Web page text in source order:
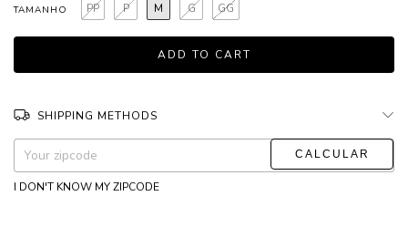
TAMANHO GG
G
M
P
PP
SHIPPING METHODS
Shipping for zipcode:
CHANGE ZIPCODE
I DON'T KNOW MY ZIPCODE